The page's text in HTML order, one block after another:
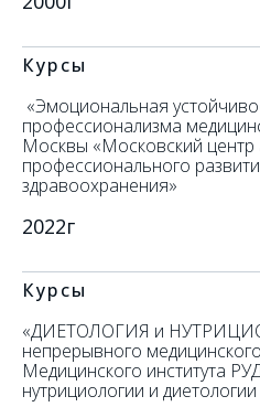
Курсы
«Эмоциональная
профессионализма
Москвы «Московский центр
профессионального
здравоохранения»
2022г
Курсы
«ДИЕТОЛОГИЯ и
непрерывного
Медицинского института
нутрициологии и диетологии